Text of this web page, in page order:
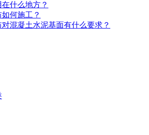
什么地方？
何施工？
混凝土水泥基面有什么要求？